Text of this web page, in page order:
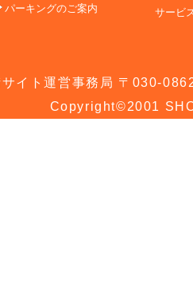
パーキングのご案内
サービ
サイト運営事務局 〒030-
Copyright©2001